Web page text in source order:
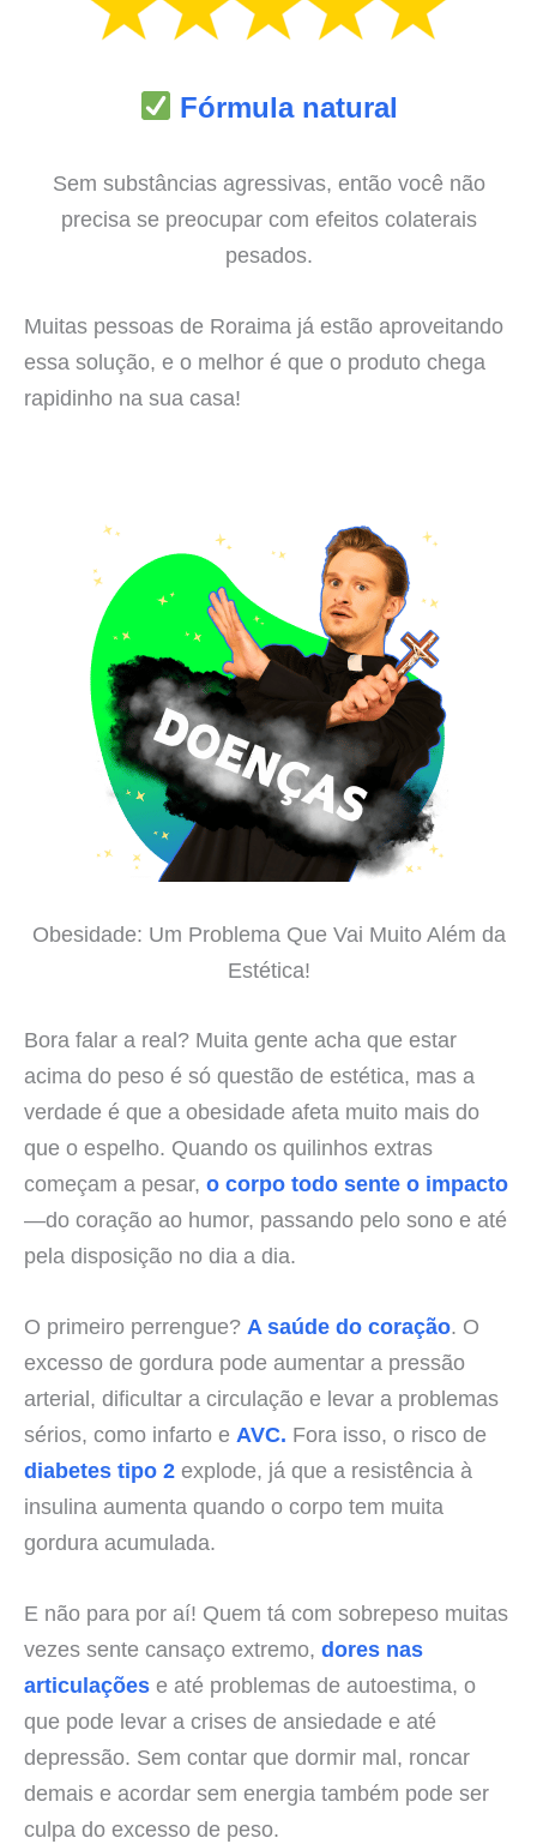
Fórmula natural
Sem substâncias agressivas, então você não
precisa se preocupar com efeitos colaterais
pesados.
Muitas pessoas de Roraima já estão aproveitando
essa solução, e o melhor é que o produto chega
rapidinho na sua casa!
Obesidade: Um Problema Que Vai Muito Além da
Estética!
Bora falar a real? Muita gente acha que estar
acima do peso é só questão de estética, mas a
verdade é que a obesidade afeta muito mais do
que o espelho. Quando os quilinhos extras
começam a pesar, o corpo todo sente o impacto
—do coração ao humor, passando pelo sono e até
pela disposição no dia a dia.
O primeiro perrengue? A saúde do coração. O
excesso de gordura pode aumentar a pressão
arterial, dificultar a circulação e levar a problemas
sérios, como infarto e AVC. Fora isso, o risco de
diabetes tipo 2 explode, já que a resistência à
insulina aumenta quando o corpo tem muita
gordura acumulada.
E não para por aí! Quem tá com sobrepeso muitas
vezes sente cansaço extremo, dores nas
articulações e até problemas de autoestima, o
que pode levar a crises de ansiedade e até
depressão. Sem contar que dormir mal, roncar
demais e acordar sem energia também pode ser
culpa do excesso de peso.